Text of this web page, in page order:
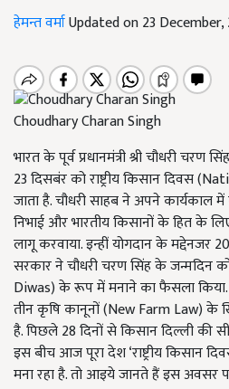
हेमन्त वर्माUpdated on 23
Choudhary Charan Singh
भारत के पूर्व प्रधानमंत्री श्री चौधरी
23 दिसबंर को राष्ट्रीय किसान दिवस
जाता है. चौधरी साहब ने अपने कार्यकाल में
निभाई और भारतीय किसानों के हित के
लागू करवाया. इन्हीं योगदान के मद्देनजर
सरकार ने चौधरी चरण सिंह के जन्मदिन
Diwas) के रूप में मनाने का फैसला किया.
तीन कृषि कानूनों (New Farm Law) के
है. पिछले 28 दिनों से किसान दिल्ली की
इस बीच आज पूरा देश ‘राष्ट्रीय किसान
मना रहा है. तो आइये जानते हैं इस अवसर